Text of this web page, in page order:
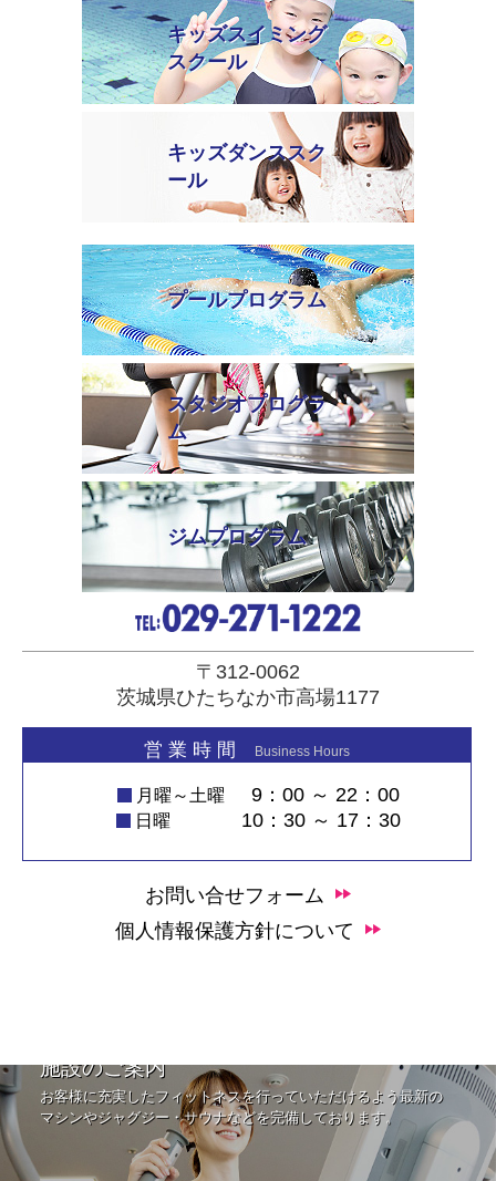
キッズスイミング
スクール
キッズダンススク
ール
プールプログラム
スタジオプログラ
ム
ジムプログラム
〒312-0062
茨城県ひたちなか市高場1177
営 業 時 間 Business Hours
月曜～土曜 9：00 ～ 22：00
日曜 10：30 ～ 17：30
お問い合せフォーム
個人情報保護方針について
施設のご案内
お客様に充実したフィットネスを行っていただけるよう最新の
マシンやジャグジー・サウナなどを完備しております。